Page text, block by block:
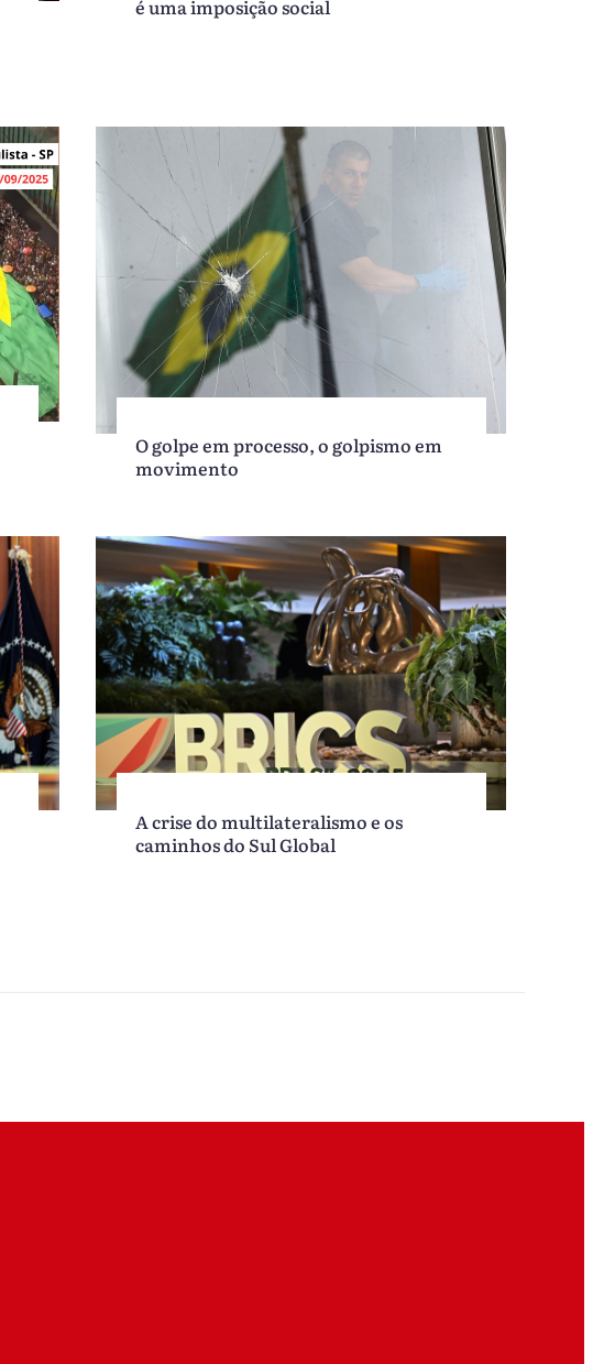
é uma imposição social
O golpe em processo, o golpismo em
movimento
A crise do multilateralismo e os
caminhos do Sul Global